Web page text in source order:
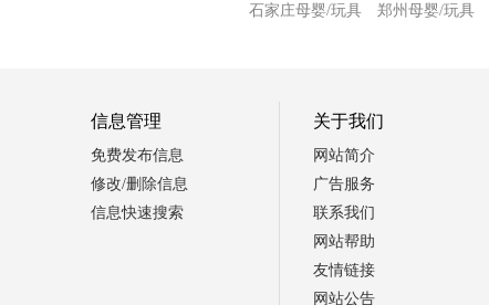
石家庄母婴/玩具
郑州母婴/玩具
信息管理
免费发布信息
修改/删除信息
信息快速搜索
关于我们
网站简介
广告服务
联系我们
网站帮助
友情链接
网站公告